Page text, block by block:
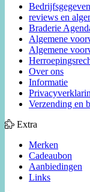
reviews en
Braderie
Algemene
Algemene
Over ons
Informatie
Verzending en
Extra
Merken
Cadeaubon
Aanbiedingen
Links